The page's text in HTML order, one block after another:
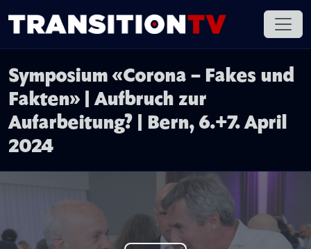
Symposium «Corona – Fakes und
Fakten» | Aufbruch zur
Aufarbeitung? | Bern, 6.+7. April
2024